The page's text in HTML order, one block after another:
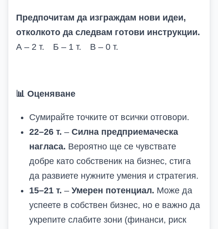
Предпочитам да изграждам нови идеи,
отколкото да следвам готови инструкции.
А – 2 т. Б – 1 т. В – 0 т.
📊 Оценяване
Сумирайте точките от всички отговори.
22–26 т. – Силна предприемаческа
нагласа. Вероятно ще се чувствате
добре като собственик на бизнес, стига
да развиете нужните умения и стратегия.
15–21 т. – Умерен потенциал. Може да
успеете в собствен бизнес, но е важно да
укрепите слабите зони (финанси, риск